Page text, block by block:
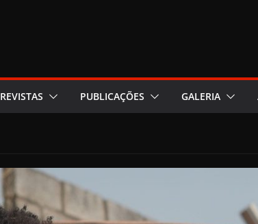
REVISTAS PUBLICAÇÕES GALERIA